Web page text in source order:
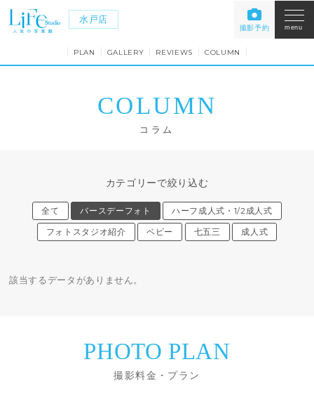
水戸店
撮影予約 menu
PLAN GALLERY REVIEWS COLUMN
COLUMN
コラム
カテゴリーで絞り込む
全て バースデーフォト
ハーフ成人式・1/2成人式
フォトスタジオ紹介
ベビー 七五三 成人式
該当するデータがありません。
PHOTO PLAN
撮影料金・プラン